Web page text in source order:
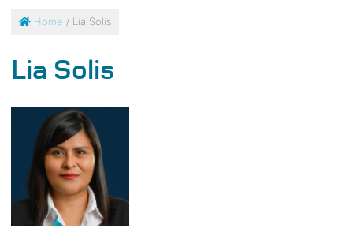
Home / Lia Solis
Lia Solis